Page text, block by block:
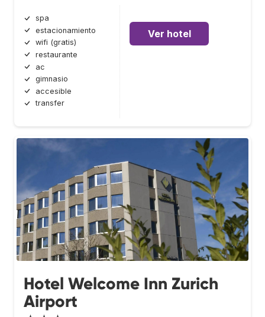
spa
estacionamiento
wifi (gratis)
restaurante
ac
gimnasio
accesible
transfer
Ver hotel
Hotel Welcome Inn Zurich
Airport